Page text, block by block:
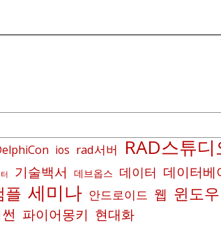
ios rad서버 RAD스튜디
기술백서 데브옵스 데이터 데이터베
플 세미나 안드로이드 웹 윈도우
파이어몽키 현대화